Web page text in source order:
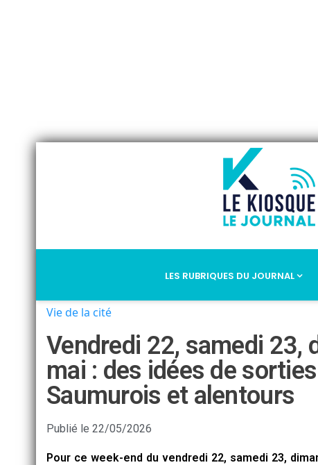
LES RUBRIQUES DU JOURNAL
Vie de la cité
Vendredi 22, samedi 23,
mai : des idées de
Saumurois et alentours
Publié le 22/05/2026
Pour ce week-end du vendredi 22, samedi 23,